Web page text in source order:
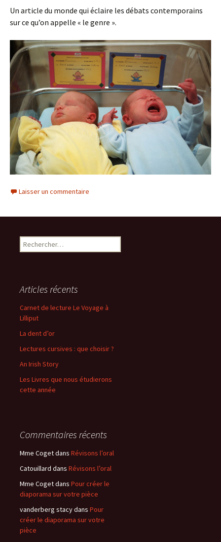
Un article du monde qui éclaire les débats contemporains
sur ce qu’on appelle « le genre ».
Laisser un commentaire
R
e
r
c
h
r
Articles récents
Carnet de lecture Le Voyage à
Lilliput
La dent d’or
Lectures cursives : que choisir ?
An Irish Story
Les Livres que nous étudierons
cette année
Commentaires récents
Mme Cogetdans Révisons l’oral
Catouillard dans Révisons l’oral
Mme Cogetdans Pour créer le
diaporama sur votre pièce
vanderberg stacydans Pour
créer le diaporama sur votre
pièce